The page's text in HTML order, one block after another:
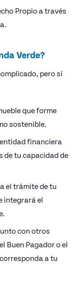
Propio a través
Verde?
pero sí
que forme
sostenible.
financiera
de tu capacidad de
el trámite de tu
integrará el
con otros
Buen Pagador o el
a tu